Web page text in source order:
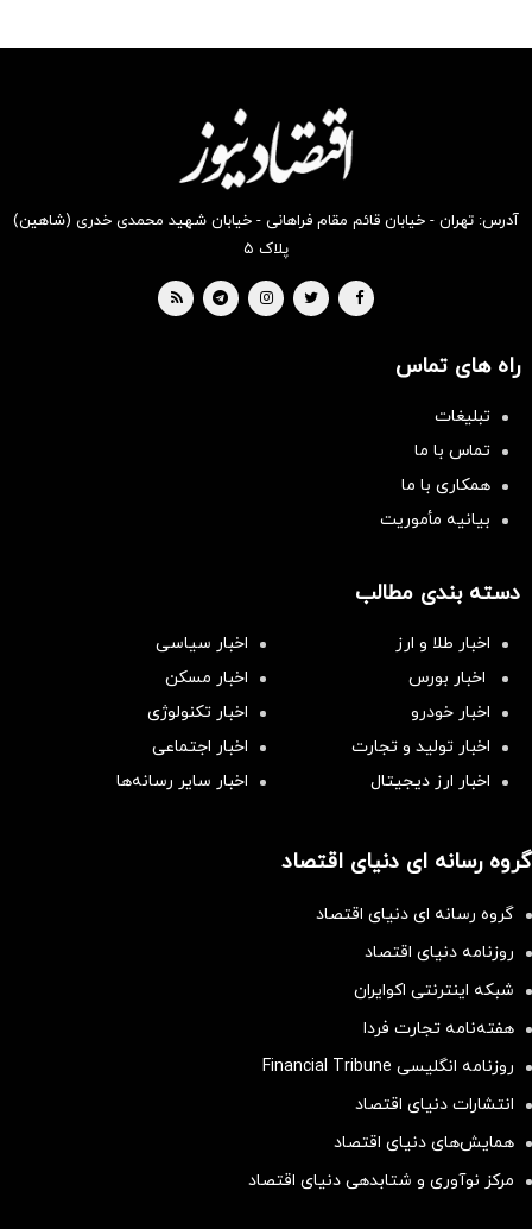
بخر !
بخر !
آدرس: تهران - خیابان قائم مقام فراهانی - خیابان شهید محمدی خدری (شاهین)
پلاک ۵
راه های تماس
تبلیغات
تماس با ما
همکاری با ما
بیانیه مأموریت
دسته بندی مطالب
اخبار طلا و ارز
اخبار سیاسی
اخبار بورس
اخبار مسکن
اخبار خودرو
اخبار تکنولوژی
اخبار تولید و تجارت
اخبار اجتماعی
اخبار ارز دیجیتال
اخبار سایر رسانه‌‌ها
گروه رسانه ای دنیای اقتصاد
گروه رسانه ای دنیای اقتصاد
روزنامه دنیای اقتصاد
شبکه اینترنتی اکوایران
هفته‌نامه تجارت فردا
روزنامه انگلیسی Financial Tribune
انتشارات دنیای اقتصاد
همایش‌های دنیای اقتصاد
مرکز نوآوری و شتابدهی دنیای اقتصاد